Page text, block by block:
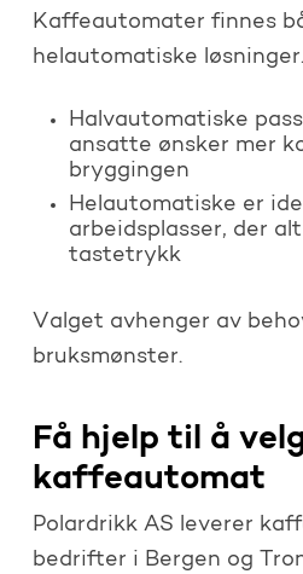
Kaffeautomater finnes
helautomatiske løsninger.
Halvautomatiske
ansatte ønsker mer
bryggingen
Helautomatiske er
arbeidsplasser, der
tastetrykk
Valget avhenger av
bruksmønster.
Få hjelp til å
kaffeautomat
Polardrikk AS leverer
bedrifter i Bergen og